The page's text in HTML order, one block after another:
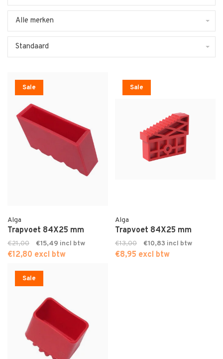
Alle merken
Standaard
Sale
Alga
Trapvoet 84X25 mm
€21,00 €15,49
€12,80 excl btw
Sale
Alga
Trapvoet 84X25 mm
€13,00 €10,83
€8,95 excl btw
Sale